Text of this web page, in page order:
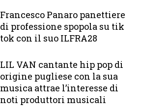
Francesco Panaro panettiere
di professione spopola su tik
tok con il suo ILFRA28
LIL VAN cantante hip pop di
origine pugliese con la sua
musica attrae l’interesse di
noti produttori musicali